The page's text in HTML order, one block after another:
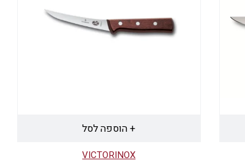
+ הוספה לסל
VICTORINOX